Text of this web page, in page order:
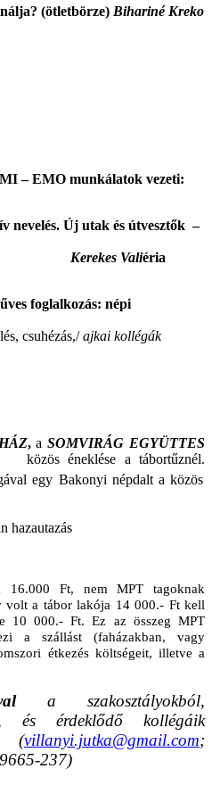
(ötletbörze) Bihariné Kreko
– EMO munkálatok vezeti:
nevelés. Új utak és útvesztők –
Kerekes Valiéria
foglalkozás: népi
csuhézás,/ajkai kollégák
,aSOMVIRÁG EGYÜTTES
közös éneklése a tábortűznél.
egy Bakonyi népdalt a közös
hazautazás
16.000 Ft, nem MPT tagoknak
volt a tábor lakója 14 000.- Ft kell
10 000.- Ft. Ez az összeg MPT
a szállást (faházakban, vagy
étkezés költségeit, illetve a
a szakosztályokból,
és érdeklődő kollégáik
(villanyi.jutka@gmail.com;
237)